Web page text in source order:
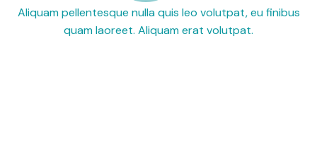
Aliquam pellentesque nulla quis leo volutpat, eu finibus
quam laoreet. Aliquam erat volutpat.